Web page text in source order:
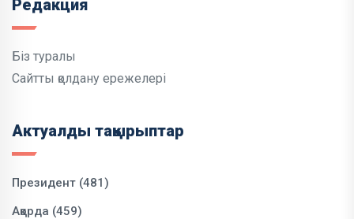
Редакция
Біз туралы
Сайтты қолдану ережелері
Актуалды тақырыптар
Президент (481)
Ақорда (459)